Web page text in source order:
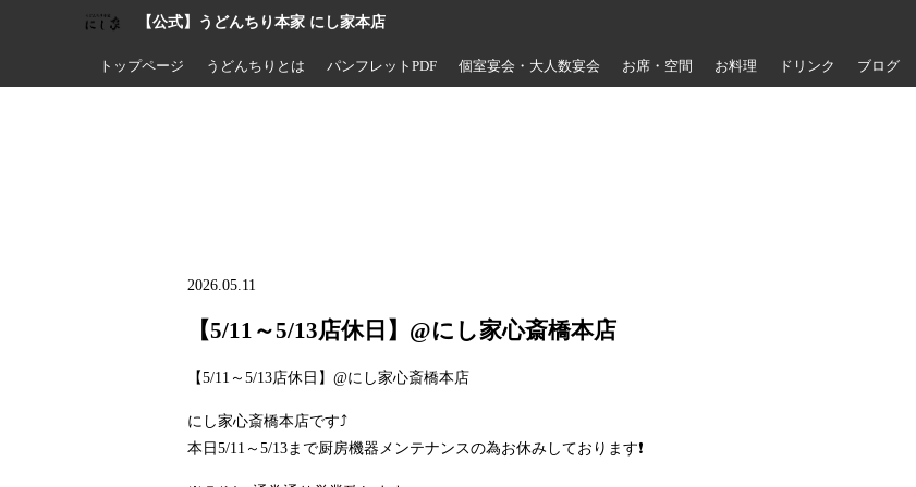
【公式】うどんちり本家 にし家本店
トップページ うどんちりとは パンフレットPDF 個室宴会・大人数宴会 お席・空間 お料理 ドリンク ブログ
2026.05.11
【5/11～5/13店休日】@にし家心斎橋本店
【5/11～5/13店休日】@にし家心斎橋本店
にし家心斎橋本店です⤴️
本日5/11～5/13まで厨房機器メンテナンスの為お休みしております❗